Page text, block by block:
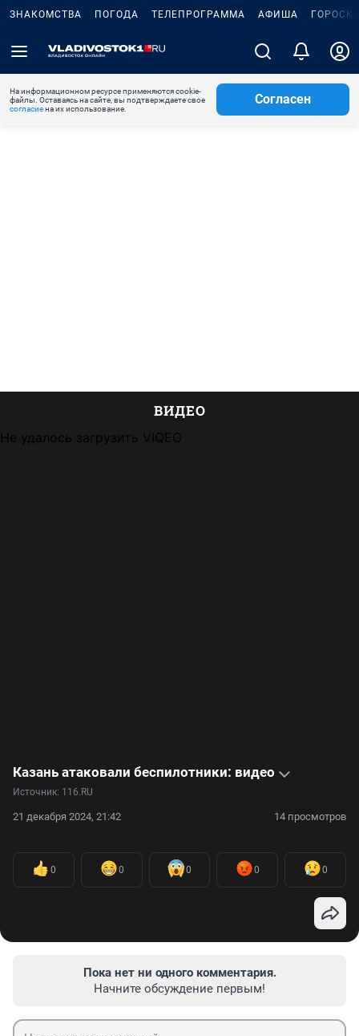
ЗНАКОМСТВА ПОГОДА ТЕЛЕПРОГРАММА АФИША
На информационном ресурсе применяются cookie-
файлы. Оставаясь на сайте, вы подтверждаете свое
согласиена их использование.
Согласен
ВИДЕО
Не удалось загрузить VIQEO
Казань атаковали беспилотники: видео
Источник: 116.RU
21 декабря 2024, 21:42 14 просмотров
0 0 0 0 0
Пока нет ни одного комментария.
Начните обсуждение первым!